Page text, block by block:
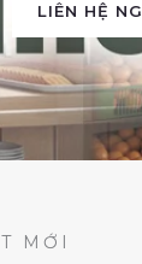
LIÊN HỆ
MỚI